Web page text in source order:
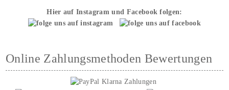
Hier auf Instagram und Facebook folgen:
Online Zahlungsmethoden Bewertungen